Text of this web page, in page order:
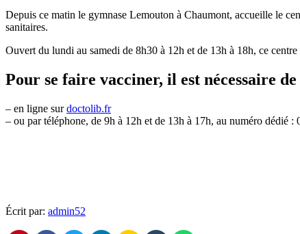
Depuis ce matin le gymnase Lemouton à Chaumont, accueille le
sanitaires.
Ouvert du lundi au samedi de 8h30 à 12h et de 13h à 18h, ce
Pour se faire vacciner, il est nécessaire
– en ligne surdoctolib.fr
– ou par téléphone, de 9h à 12h et de 13h à 17h, au numéro dédié :
Écrit par: admin52